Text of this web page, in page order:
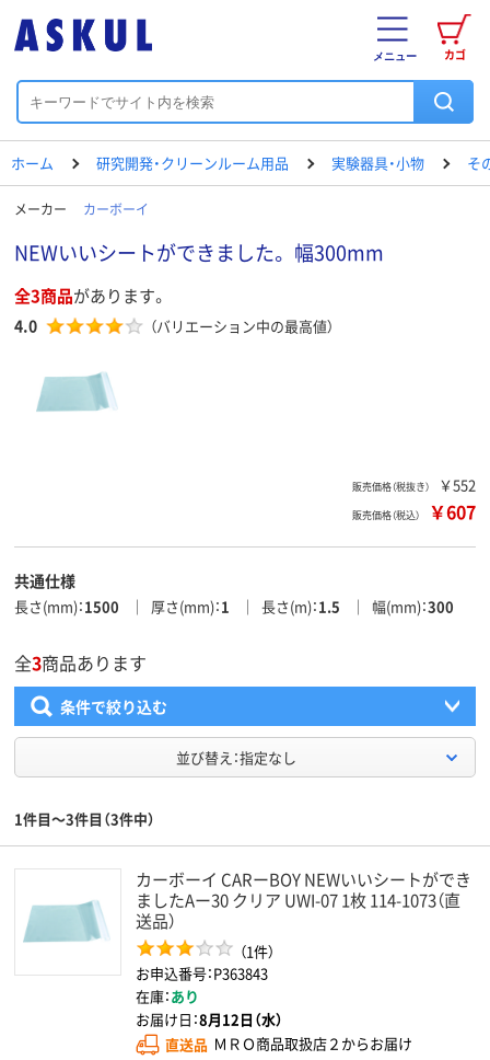
カゴ
メニュー
ホーム 研究開発・クリーンルーム用品 実験器具・小物 そ
メーカー カーボーイ
NEWいいシートができました。 幅300mm
全3商品があります。
4.0 （バリエーション中の最高値）
販売価格（税抜き） ￥552
販売価格（税込） ￥607
共通仕様
長さ(mm) 1500 厚さ(mm) 1 長さ(m) 1.5 幅(mm) 300
全3商品あります
条件で絞り込む
並び替え：指定なし
1件目～3件目（3件中）
カーボーイ CARーBOY NEWいいシートができ
ましたAー30 クリア UWI-07 1枚 114-1073（直
送品）
（1件）
お申込番号：P363843
在庫：あり
お届け日：8月12日（水）
直送品 ＭＲＯ商品取扱店２からお届け